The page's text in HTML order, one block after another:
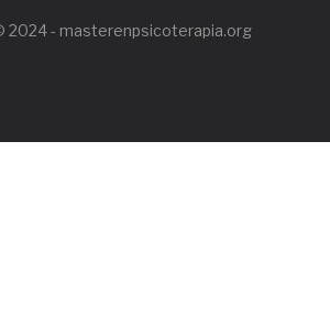
2024 - masterenpsicoterapia.org